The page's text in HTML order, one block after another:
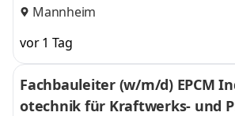
Mannheim
vor 1 Tag
Fachbauleiter (w/m/d) EPCM
otechnik für Kraftwerks- und